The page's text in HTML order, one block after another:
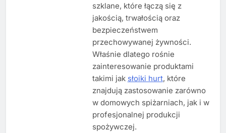
szklane, które łączą się z
jakością, trwałością oraz
bezpieczeństwem
przechowywanej żywności.
Właśnie dlatego rośnie
zainteresowanie produktami
takimi jak słoiki hurt, które
znajdują zastosowanie zarówno
w domowych spiżarniach, jak i w
profesjonalnej produkcji
spożywczej.